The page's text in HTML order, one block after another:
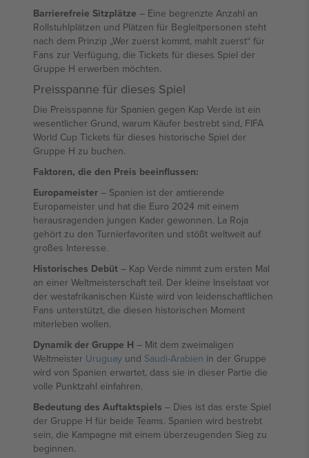
Barrierefreie Sitzplätze – Eine begrenzte Anzahl an
Rollstuhlplätzen und Plätzen für Begleitpersonen steht
nach dem Prinzip „Wer zuerst kommt, mahlt zuerst“ für
Fans zur Verfügung, die Tickets für dieses Spiel der
Gruppe H erwerben möchten.
Preisspanne für dieses Spiel
Die Preisspanne für Spanien gegen Kap Verde ist ein
wesentlicher Grund, warum Käufer bestrebt sind, FIFA
World Cup Tickets für dieses historische Spiel der
Gruppe H zu buchen.
Faktoren, die den Preis beeinflussen:
Europameister – Spanien ist der amtierende
Europameister und hat die Euro 2024 mit einem
herausragenden jungen Kader gewonnen. La Roja
gehört zu den Turnierfavoriten und stößt weltweit auf
großes Interesse.
Historisches Debüt – Kap Verde nimmt zum ersten Mal
an einer Weltmeisterschaft teil. Der kleine Inselstaat vor
der westafrikanischen Küste wird von leidenschaftlichen
Fans unterstützt, die diesen historischen Moment
miterleben wollen.
Dynamik der Gruppe H – Mit dem zweimaligen
Weltmeister Uruguay und Saudi-Arabien in der Gruppe
wird von Spanien erwartet, dass sie in dieser Partie die
volle Punktzahl einfahren.
Bedeutung des Auftaktspiels – Dies ist das erste Spiel
der Gruppe H für beide Teams. Spanien wird bestrebt
sein, die Kampagne mit einem überzeugenden Sieg zu
beginnen.